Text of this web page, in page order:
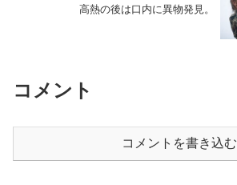
高熱の後は口内に異物発見。
コメント
コメントを書き込む